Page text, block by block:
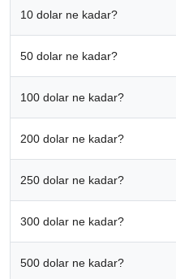
10 dolar ne kadar?
50 dolar ne kadar?
100 dolar ne kadar?
200 dolar ne kadar?
250 dolar ne kadar?
300 dolar ne kadar?
500 dolar ne kadar?